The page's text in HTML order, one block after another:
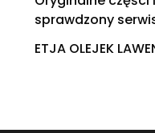
sprawdzony
ETJA OLEJEK